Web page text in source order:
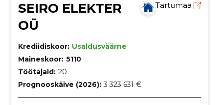
SEIRO ELEKTER
OÜ
Tartumaa
Krediidiskoor: Usaldusväärne
Maineskoor: 5110
Töötajaid: 20
Prognooskäive (2026): 3 323 631 €